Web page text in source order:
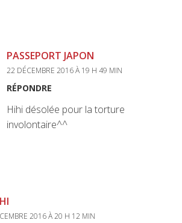
PASSEPORT JAPON
22 DÉCEMBRE 2016 À 19 H 49 MIN
RÉPONDRE
Hihi désolée pour la torture
involontaire^^
2016 À 20 H 12 MIN